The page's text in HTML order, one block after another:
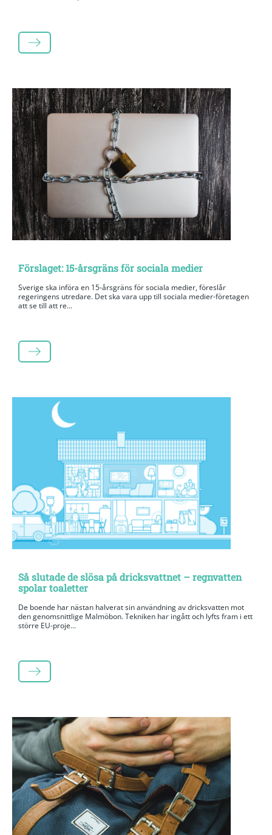
LÄS MER
Förslaget: 15-årsgräns för sociala medier
Sverige ska införa en 15-årsgräns för sociala medier, föreslår
regeringens utredare. Det ska vara upp till sociala medier-företagen
att se till att re...
LÄS MER
Så slutade de slösa på dricksvattnet – regnvatten
spolar toaletter
De boende har nästan halverat sin användning av dricksvatten mot
den genomsnittlige Malmöbon. Tekniken har ingått och lyfts fram i ett
större EU-proje...
LÄS MER